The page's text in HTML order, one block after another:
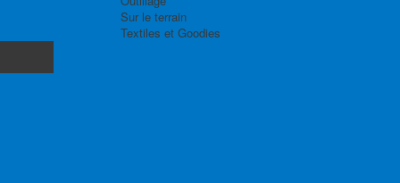
Sur le terrain
Textiles et Goodies